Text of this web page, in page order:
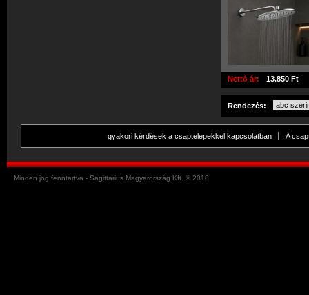
Nettó ár: 13.850 Ft
Rendezés:
gyakori kérdések a csaptelepekkel kapcsolatban A
Minden jog fenntartva - Sagittarius Magyarország Kft. © 2010